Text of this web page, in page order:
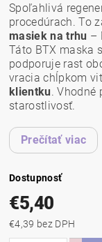
Spoľahlivá
procedúrach. To
masiek na trhu –
Táto BTX maska
podporuje rast
vracia chĺpkom
klientku. Vhodné
starostlivosť.
Prečítať viac
Dostupnosť
€5,40
€4,39 bez DPH